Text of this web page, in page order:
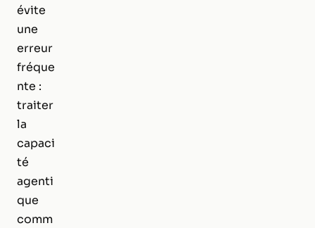
évite
une
erreur
fréque
nte :
traiter
la
capaci
té
agenti
que
comm